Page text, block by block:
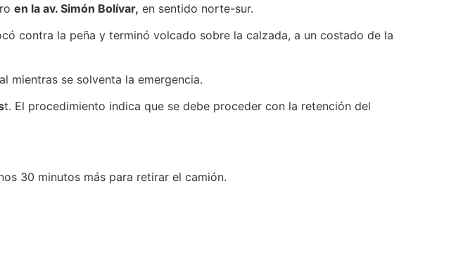
en la av. Simón Bolívar, en sentido norte-sur.
contra la peña y terminó volcado sobre la calzada, a un costado de la
mientras se solventa la emergencia.
t. El procedimiento indica que se debe proceder con la retención del
30 minutos más para retirar el camión.